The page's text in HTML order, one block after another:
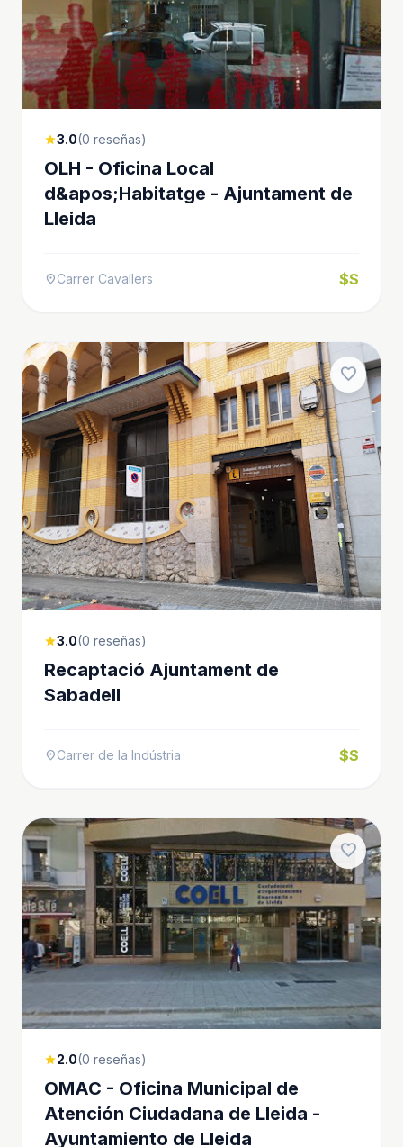
star3.0(0 reseñas)
OLH - Oficina Local
d&apos;Habitatge - Ajuntament de
Lleida
location_onCarrer Cavallers $$
favorite
star3.0(0 reseñas)
Recaptació Ajuntament de
Sabadell
location_onCarrer de la Indústria $$
favorite
star2.0(0 reseñas)
OMAC - Oficina Municipal de
Atención Ciudadana de Lleida -
Ayuntamiento de Lleida